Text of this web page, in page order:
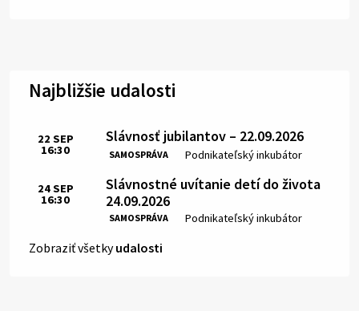
Najbližšie udalosti
Slávnosť jubilantov – 22.09.2026
SAMOSPRÁVA Miesto:
Podnikateľský inkubátor
Čas:
22 SEP
16:30
Slávnostné uvítanie detí do života
24.09.2026
SAMOSPRÁVA Miesto:
Podnikateľský inkubátor
Čas:
24SEP
16:30
Zobraziť všetkyudalosti